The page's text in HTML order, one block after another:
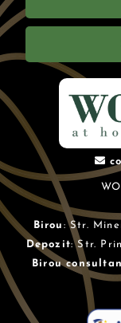
Birou : Str.
Depozit: Str.
Birou